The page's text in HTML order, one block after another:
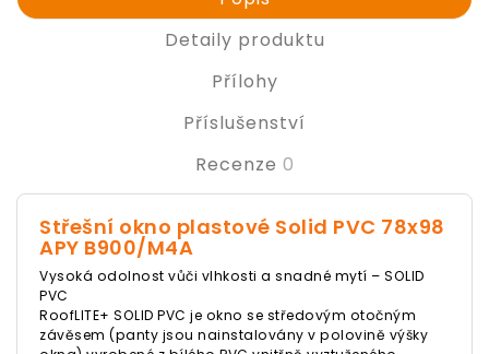
Detaily produktu
Přílohy
Příslušenství
Recenze 0
Střešní okno plastové Solid PVC 78x98
APY B900/M4A
Vysoká odolnost vůči vlhkosti a snadné mytí – SOLID
PVC
RoofLITE+ SOLID PVC je okno se středovým otočným
závěsem (panty jsou nainstalovány v polovině výšky